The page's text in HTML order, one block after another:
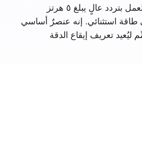
للحركة إمكانية العمل بتردد عالٍ يبلغ ٥ هرتز
طاقة استثنائي. إنه عنصرٌ أساسي
تعريف إيقاع الدقة